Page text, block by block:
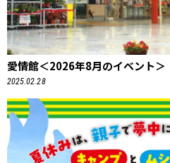
愛情館＜2026年8月のイベント＞
2025.02.28